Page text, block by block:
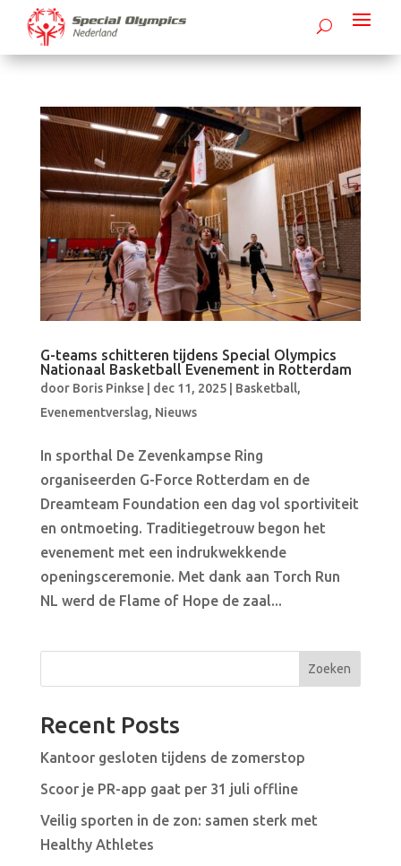
G-teams schitteren tijdens Special Olympics
Nationaal Basketball Evenement in Rotterdam
door Boris Pinkse| dec 11, 2025| Basketball,
Evenementverslag, Nieuws
In sporthal De Zevenkampse Ring
organiseerden G-Force Rotterdam en de
Dreamteam Foundation een dag vol sportiviteit
en ontmoeting. Traditiegetrouw begon het
evenement met een indrukwekkende
openingsceremonie. Met dank aan Torch Run
NL werd de Flame of Hope de zaal...
Zoeken
Recent Posts
Kantoor gesloten tijdens de zomerstop
Scoor je PR-app gaat per 31 juli offline
Veilig sporten in de zon: samen sterk met
Healthy Athletes